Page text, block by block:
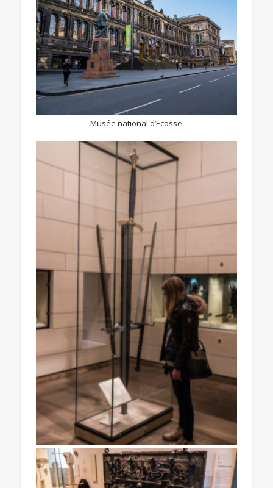
Musée national d’Ecosse